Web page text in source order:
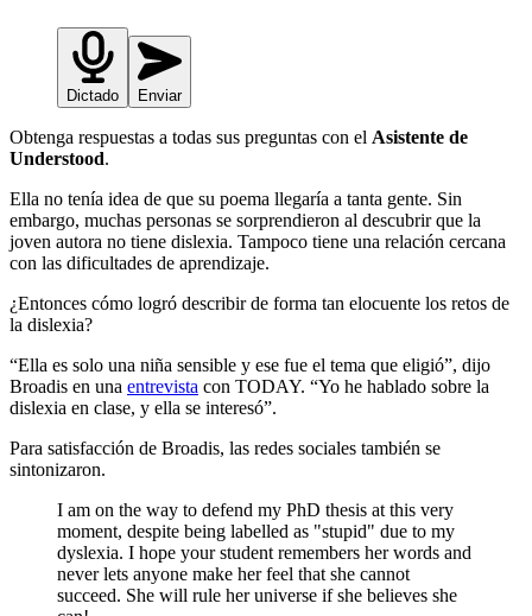
Dictado Enviar
Obtenga respuestas a todas sus preguntas con el Asistente de
Understood.
Ella no tenía idea de que su poema llegaría a tanta gente. Sin
embargo, muchas personas se sorprendieron al descubrir que la
joven autora no tiene dislexia. Tampoco tiene una relación cercana
con las dificultades de aprendizaje.
¿Entonces cómo logró describir de forma tan elocuente los retos de
la dislexia?
“Ella es solo una niña sensible y ese fue el tema que eligió”, dijo
Broadis en una entrevista con TODAY. “Yo he hablado sobre la
dislexia en clase, y ella se interesó”.
Para satisfacción de Broadis, las redes sociales también se
sintonizaron.
I am on the way to defend my PhD thesis at this very
moment, despite being labelled as "stupid" due to my
dyslexia. I hope your student remembers her words and
never lets anyone make her feel that she cannot
succeed. She will rule her universe if she believes she